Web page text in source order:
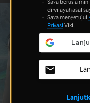
Saya berusia
di wilayah asal
Saya menyetujui
Privasi Viki.